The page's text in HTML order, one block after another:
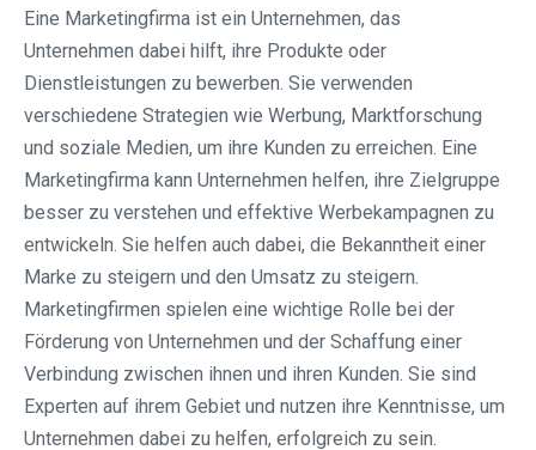
Eine Marketingfirma ist ein Unternehmen, das
Unternehmen dabei hilft, ihre Produkte oder
Dienstleistungen zu bewerben. Sie verwenden
verschiedene Strategien wie Werbung, Marktforschung
und soziale Medien, um ihre Kunden zu erreichen. Eine
Marketingfirma kann Unternehmen helfen, ihre Zielgruppe
besser zu verstehen und effektive Werbekampagnen zu
entwickeln. Sie helfen auch dabei, die Bekanntheit einer
Marke zu steigern und den Umsatz zu steigern.
Marketingfirmen spielen eine wichtige Rolle bei der
Förderung von Unternehmen und der Schaffung einer
Verbindung zwischen ihnen und ihren Kunden. Sie sind
Experten auf ihrem Gebiet und nutzen ihre Kenntnisse, um
Unternehmen dabei zu helfen, erfolgreich zu sein.